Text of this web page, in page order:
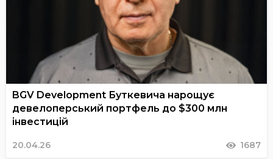
BGV Development Буткевича нарощує
девелоперський портфель до $300 млн
інвестицій
20.04.26 1687